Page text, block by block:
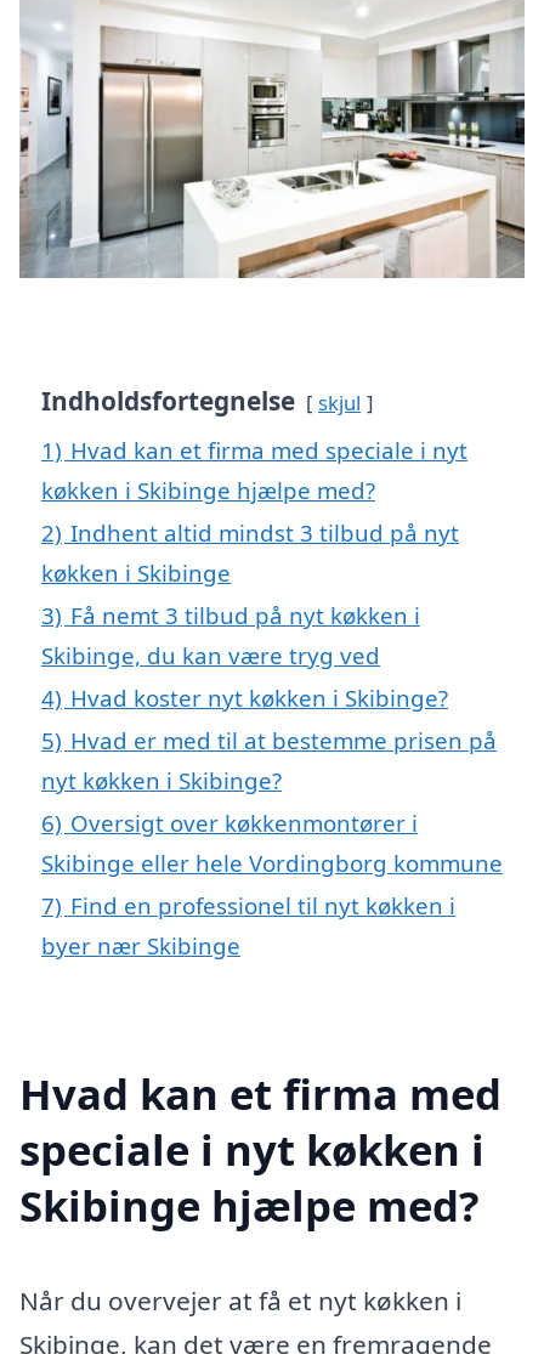
Indholdsfortegnelse skjul
1) Hvad kan et firma med speciale i nyt
køkken i Skibinge hjælpe med?
2) Indhent altid mindst 3 tilbud på nyt
køkken i Skibinge
3) Få nemt 3 tilbud på nyt køkken i
Skibinge, du kan være tryg ved
4) Hvad koster nyt køkken i Skibinge?
5) Hvad er med til at bestemme prisen på
nyt køkken i Skibinge?
6) Oversigt over køkkenmontører i
Skibinge eller hele Vordingborg kommune
7) Find en professionel til nyt køkken i
byer nær Skibinge
Hvad kan et firma med
speciale i nyt køkken i
Skibinge hjælpe med?
Når du overvejer at få et nyt køkken i
Skibinge, kan det være en fremragende